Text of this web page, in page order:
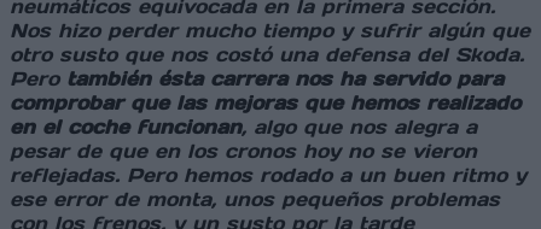
neumáticos equivocada en la primera sección.
Nos hizo perder mucho tiempo y sufrir algún que
otro susto que nos costó una defensa del Skoda.
Pero también ésta carrera nos ha servido para
comprobar que las mejoras que hemos realizado
en el coche funcionan, algo que nos alegra a
pesar de que en los cronos hoy no se vieron
reflejadas. Pero hemos rodado a un buen ritmo y
ese error de monta, unos pequeños problemas
con los frenos, y un susto por la tarde